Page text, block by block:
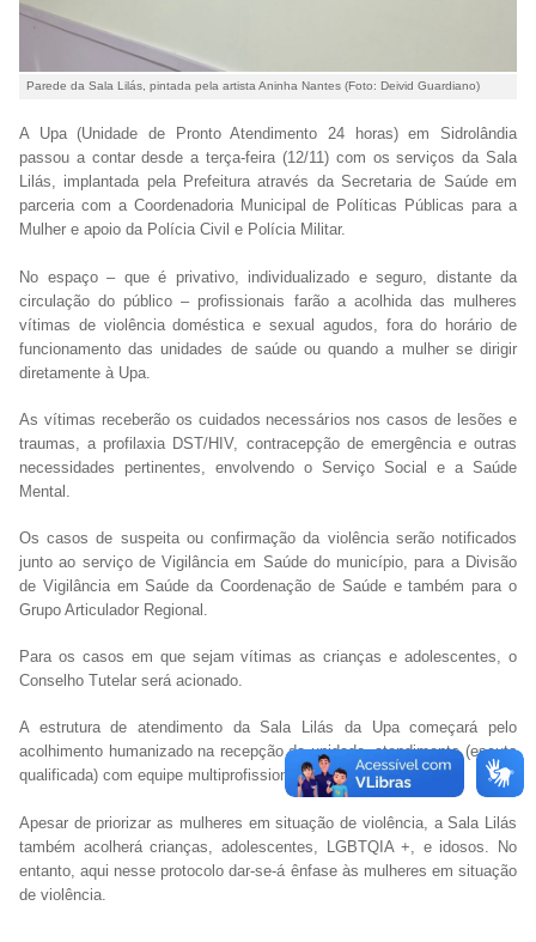
Parede da Sala Lilás, pintada pela artista Aninha Nantes (Foto: Deivid Guardiano)
A Upa (Unidade de Pronto Atendimento 24 horas) em Sidrolândia
passou a contar desde a terça-feira (12/11) com os serviços da Sala
Lilás, implantada pela Prefeitura através da Secretaria de Saúde em
parceria com a Coordenadoria Municipal de Políticas Públicas para a
Mulher e apoio da Polícia Civil e Polícia Militar.
No espaço – que é privativo, individualizado e seguro, distante da
circulação do público – profissionais farão a acolhida das mulheres
vítimas de violência doméstica e sexual agudos, fora do horário de
funcionamento das unidades de saúde ou quando a mulher se dirigir
diretamente à Upa.
As vítimas receberão os cuidados necessários nos casos de lesões e
traumas, a profilaxia DST/HIV, contracepção de emergência e outras
necessidades pertinentes, envolvendo o Serviço Social e a Saúde
Mental.
Os casos de suspeita ou confirmação da violência serão notificados
junto ao serviço de Vigilância em Saúde do município, para a Divisão
de Vigilância em Saúde da Coordenação de Saúde e também para o
Grupo Articulador Regional.
Para os casos em que sejam vítimas as crianças e adolescentes, o
Conselho Tutelar será acionado.
A estrutura de atendimento da Sala Lilás da Upa começará pelo
acolhimento humanizado na recepção da unidade, atendimento (escuta
qualificada) com equipe multiprofissional.
Apesar de priorizar as mulheres em situação de violência, a Sala Lilás
também acolherá crianças, adolescentes, LGBTQIA +, e idosos. No
entanto, aqui nesse protocolo dar-se-á ênfase às mulheres em situação
de violência.